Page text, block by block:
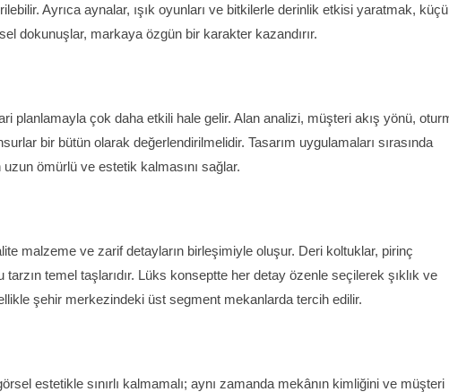
Ayrıca aynalar, ışık oyunları ve bitkilerle derinlik etkisi yaratmak,
dokunuşlar, markaya özgün bir karakter kazandırır.
planlamayla çok daha etkili hale gelir. Alan analizi, müşteri akış yönü,
bir bütün olarak değerlendirilmelidir. Tasarım uygulamaları sırasında
ömürlü ve estetik kalmasını sağlar.
malzeme ve zarif detayların birleşimiyle oluşur. Deri koltuklar, pirinç
temel taşlarıdır. Lüks konseptte her detay özenle seçilerek şıklık ve
şehir merkezindeki üst segment mekanlarda tercih edilir.
estetikle sınırlı kalmamalı; aynı zamanda mekânın kimliğini ve müşteri